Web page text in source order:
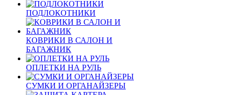
ПОДЛОКОТНИКИ
КОВРИКИ В САЛОН И
БАГАЖНИК
ОПЛЕТКИ НА РУЛЬ
СУМКИ И ОРГАНАЙЗЕРЫ